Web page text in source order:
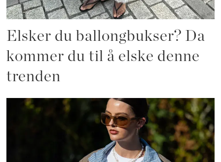
Elsker du ballongbukser? Da
kommer du til å elske denne
trenden